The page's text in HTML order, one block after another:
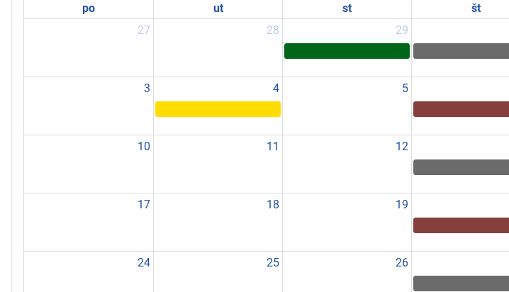
po ut st št
27
28 29
3 4 5
10 11 12
17 18 19
24 25 26